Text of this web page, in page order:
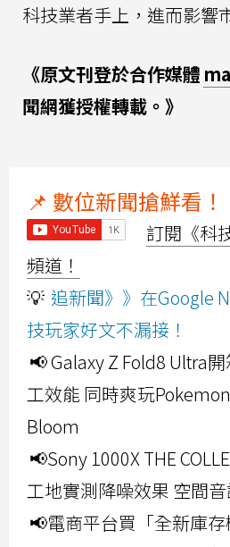
科技業者手上，進而影響
《原文刊登於合作媒體
聞網獲授權轉載。》
📌 數位新聞搶鮮看！
訂閱《科
頻道！
💡 追新聞》》在Google
技玩家好文不漏接！
📢 Galaxy Z Fold8 Ultra
工效能 同時爽玩
Bloom
📢Sony 1000X THE
工地實測降噪效果 空間
📢電商平台買「全新庫